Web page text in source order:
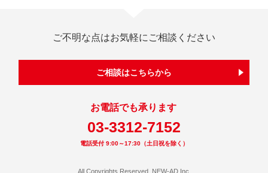
ご不明な点はお気軽にご相談ください
ご相談はこちらから
お電話でも承ります
03-3312-7152
電話受付 9:00～17:30（土日祝を除く）
All Copyrights Reserved. NEW-AD Inc.